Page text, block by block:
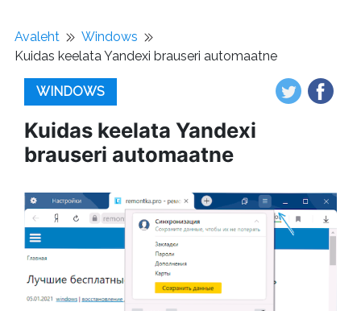
Avaleht
Windows
Kuidas keelata Yandexi brauseri automaatne
WINDOWS
Kuidas keelata Yandexi
brauseri automaatne